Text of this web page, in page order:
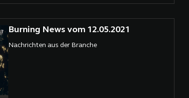
Burning News vom 12.05.2021
Nachrichten aus der Branche